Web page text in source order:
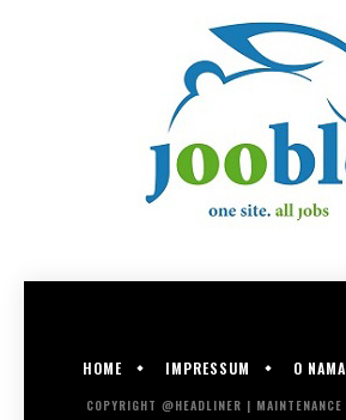
HOME IMPRESSUM O NAMA
COPYRIGHT @HEADLINER | MAINTENANCE